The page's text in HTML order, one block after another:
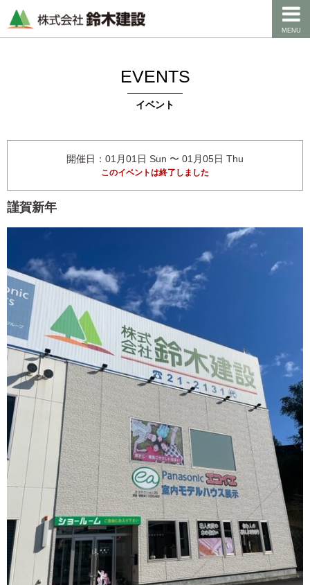
MENU
EVENTS
イベント
開催日：01月01日 Sun 〜 01月05日 Thu
このイベントは終了しました
謹賀新年